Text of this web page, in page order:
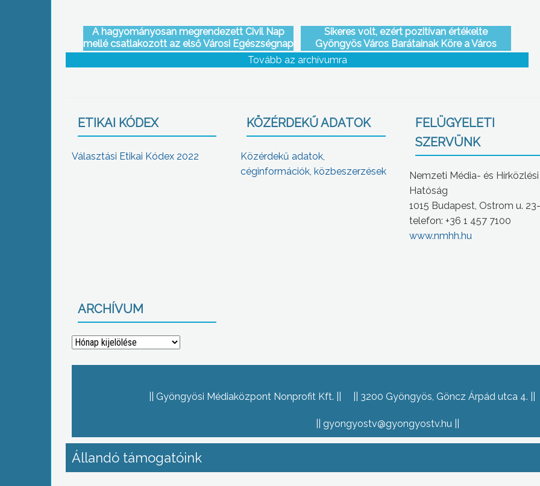
A hagyományosan megrendezett Civil Nap
mellé csatlakozott az első Városi Egészségnap
is
Sikeres volt, ezért pozitívan értékelte
Gyöngyös Város Barátainak Köre a Város
napján megrendezett XIX. Századi piacot
Tovább az archívumra
ETIKAI KÓDEX
Választási Etikai Kódex 2022
KÖZÉRDEKŰ ADATOK
Közérdekű adatok,
céginformációk, közbeszerzések
FELÜGYELETI
SZERVÜNK
Nemzeti Média- és Hírközlési
Hatóság
1015 Budapest, Ostrom u.
telefon: +36 1 457 7100
www.nmhh.hu
ARCHÍVUM
Archívum
Gyöngyösi Médiaközpont Nonprofit Kft. 3200 Gyöngyös, Göncz Árpád utca 4.
gyongyostv@gyongyostv.hu
Állandó támogatóink